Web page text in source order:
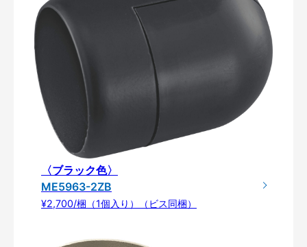
〈ブラック色〉
ME5963-2ZB
¥2,700/梱（1個入り）（ビス同梱）